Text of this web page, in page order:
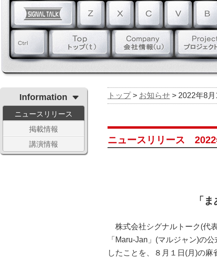
トップ> お知らせ > 2022年8
ニュースリリース 2022
「
株式会社シグナルトーク(代
「Maru-Jan」(マルジャン)の
したことを、８月１日(月)の
Information
ニュースリリース
掲載情報
講演情報